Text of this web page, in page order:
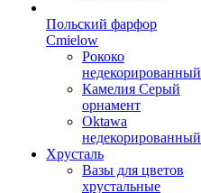
Польский фарфор
Сmielow
Рококо
недекорированный
Камелия Серый
орнамент
Oktawa
недекорированный
Хрусталь
Вазы для цветов
хрустальные